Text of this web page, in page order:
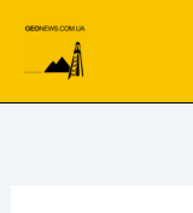
вмісту